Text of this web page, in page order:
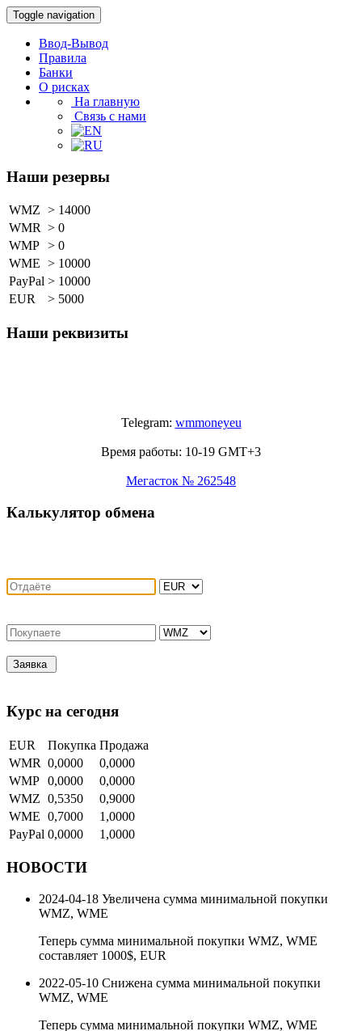
Toggle navigation
Ввод-Вывод
Правила
Банки
О рисках
На главную
Связь с нами
Наши резервы
WMZ > 14000
WMR > 0
WMP > 0
WME > 10000
PayPal > 10000
EUR
> 5000
Наши реквизиты
Telegram: wmmoneyeu
Время работы: 10-19 GMT+3
Мегасток № 262548
Калькулятор обмена
Заявка
Курс на сегодня
EUR Покупка Продажа
WMR 0,0000
0,0000
WMP 0,0000
0,0000
WMZ 0,5350
0,9000
WME 0,7000
1,0000
PayPal 0,0000 1,0000
НОВОСТИ
2024-04-18 Увеличена сумма минимальной покупки
WMZ, WME
Теперь сумма минимальной покупки WMZ, WME
составляет 1000$, EUR
2022-05-10 Снижена сумма минимальной покупки
WMZ, WME
Теперь сумма минимальной покупки WMZ, WME